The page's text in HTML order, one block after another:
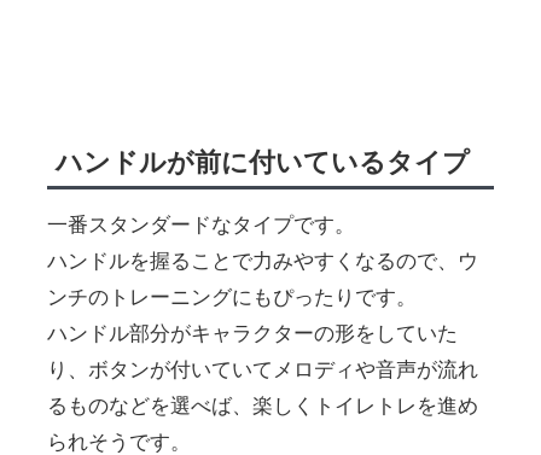
ハンドルが前に付いているタイプ
一番スタンダードなタイプです。
ハンドルを握ることで力みやすくなるので、ウ
ンチのトレーニングにもぴったりです。
ハンドル部分がキャラクターの形をしていた
り、ボタンが付いていてメロディや音声が流れ
るものなどを選べば、楽しくトイレトレを進め
られそうです。